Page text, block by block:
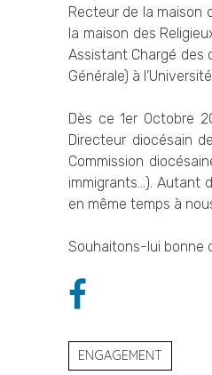
Recteur de la maison
la maison des
Assistant Chargé des
Générale) à
Dès ce 1er Octobre
Directeur diocésain
Commission
immigrants…). Autant
en même temps à
Souhaitons-lui bonne
ENGAGEMENT